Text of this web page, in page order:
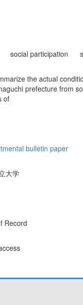
social participation
the actual
prefecture from
of
bulletin paper
大学
Record